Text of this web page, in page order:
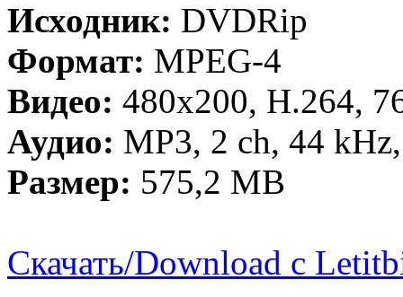
Исходник: DVDRip
Формат: MPEG-4
Видео: 480х200, H.264,
Аудио: MP3, 2 ch, 44
Размер: 575,2 MB
Скачать/Download с